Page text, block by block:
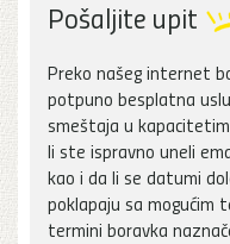
Pošaljite upit
Preko našeg internet
potpuno besplatna
smeštaja u
li ste ispravno uneli
kao i da li se datumi
poklapaju sa mogućim
termini boravka